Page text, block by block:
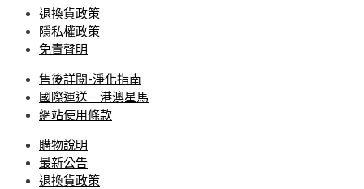
退換貨政策
隱私權政策
免責聲明
售後詳閱-淨化指南
國際運送－港澳星馬
網站使用條款
購物說明
最新公告
退換貨政策